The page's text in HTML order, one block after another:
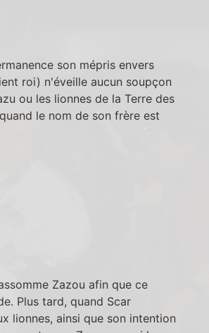
son mépris envers
roi) n'éveille aucun soupçon
ou les lionnes de la Terre des
le nom de son frère est
Zazou afin que ce
Plus tard, quand Scar
lionnes, ainsi que son intention